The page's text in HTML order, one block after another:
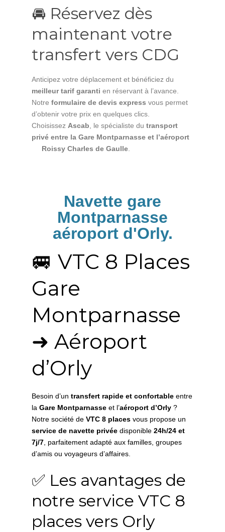
🚘 Réservez dès
maintenant votre
transfert vers CDG
Anticipez votre déplacement et bénéficiez du
meilleur tarif garanti en réservant à l’avance.
Notre formulaire de devis express vous permet
d’obtenir votre prix en quelques clics.
Choisissez Ascab , le spécialiste du transport
privé entre la Gare Montparnasse et l’aéroport
Roissy Charles de Gaulle
Navette gare
Montparnasse
aéroport d'Orly.
🚐 VTC 8 Places
Gare
Montparnasse
➜ Aéroport
d’Orly
Besoin d’un transfert rapide et confortable entre
la Gare Montparnasse et l’aéroport d’Orly ?
Notre société de VTC 8 places vous propose un
service de navette privée disponible 24h/24 et
7j/7 , parfaitement adapté aux familles, groupes
d’amis ou voyageurs d’affaires.
✅ Les avantages de
notre service VTC 8
places vers Orly